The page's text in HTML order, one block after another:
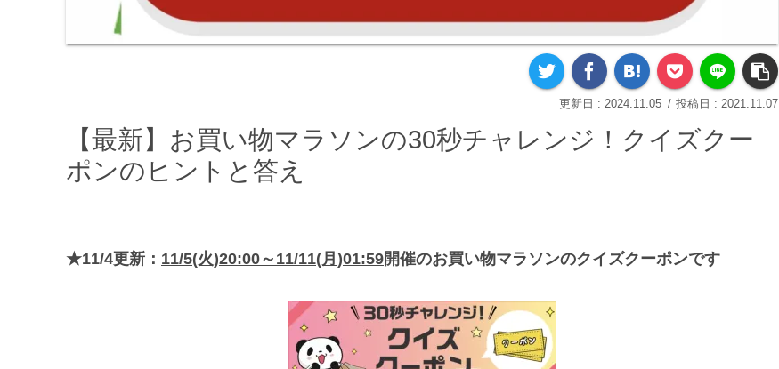
2024.11.05 2021.11.07
【最新】お買い物マラソンの30秒チャレンジ！クイズクー
ポンのヒントと答え
★11/4更新： 11/5(火)20:00～11/11(月)01:59開催のお買い物マラソンのクイズクーポンです